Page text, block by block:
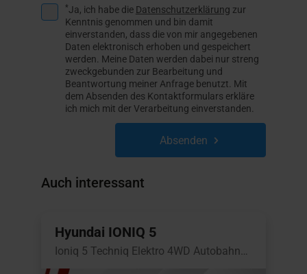
*Ja, ich habe die Datenschutzerklärung zur
Kenntnis genommen und bin damit
einverstanden, dass die von mir angegebenen
Daten elektronisch erhoben und gespeichert
werden. Meine Daten werden dabei nur streng
zweckgebunden zur Bearbeitung und
Beantwortung meiner Anfrage benutzt. Mit
dem Absenden des Kontaktformulars erkläre
ich mich mit der Verarbeitung einverstanden.
Absenden
Auch interessant
Hyundai IONIQ 5